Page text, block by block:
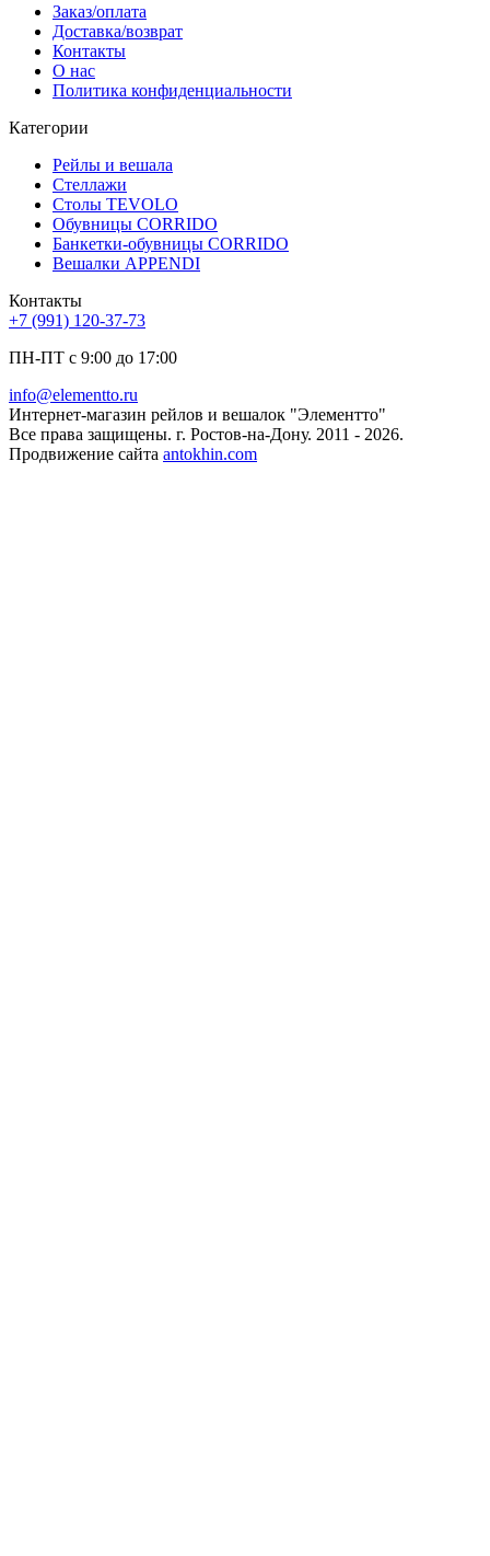
Заказ/оплата
Доставка/возврат
Контакты
О нас
Политика конфиденциальности
Категории
Рейлы и вешала
Стеллажи
Столы TEVOLO
Обувницы CORRIDO
Банкетки-обувницы CORRIDO
Вешалки APPENDI
Контакты
+7 (991) 120-37-73
ПН-ПТ с 9:00 до 17:00
info@elementto.ru
Интернет-магазин рейлов и вешалок "Элементто"
Все права защищены. г. Ростов-на-Дону. 2011 - 2026.
Продвижение сайта antokhin.com